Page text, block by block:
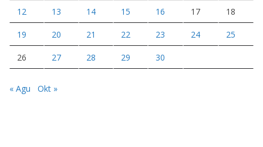
12 13 14 15 16 17 18
19 20 21 22 23 24 25
26 27 28 29 30
« Agu Okt »